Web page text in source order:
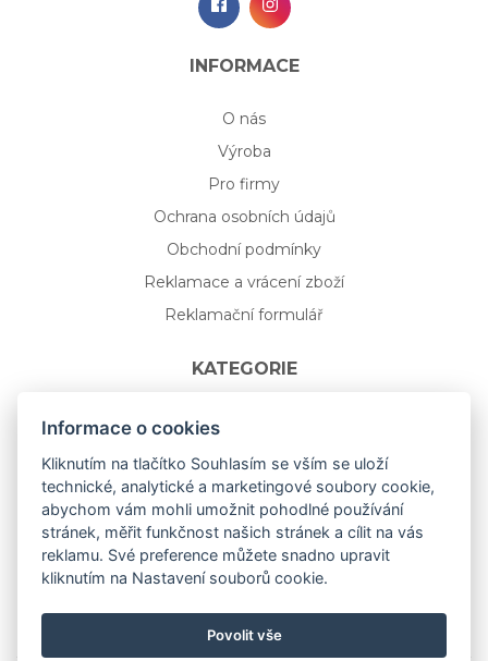
INFORMACE
O nás
Výroba
Pro firmy
Ochrana osobních údajů
Obchodní podmínky
Reklamace a vrácení zboží
Reklamační formulář
KATEGORIE
Nápojové sklo
Bydlení
Dárkový poukaz na míru
Mystery box
Kolekce
NOVÁ rozkvetlá KOLEKCE 🌸🌼
Informace o cookies
Kliknutím na tlačítko Souhlasím se vším se uloží
technické, analytické a marketingové soubory cookie,
abychom vám mohli umožnit pohodlné používání
stránek, měřit funkčnost našich stránek a cílit na vás
reklamu. Své preference můžete snadno upravit
kliknutím na Nastavení souborů cookie.
Povolit vše